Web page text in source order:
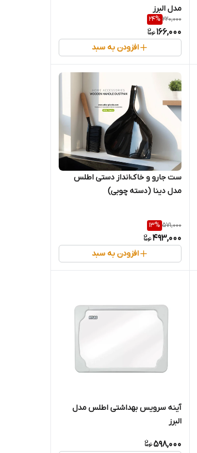
مدل البرز
220,000
24%
166,000
افزودن به سبد
ست جارو و خاک‌انداز دستی اطلس
مدل دینا (دسته چوبی)
571,000
13%
493,000
افزودن به سبد
آینه سرویس بهداشتی اطلس مدل
البرز
598,000